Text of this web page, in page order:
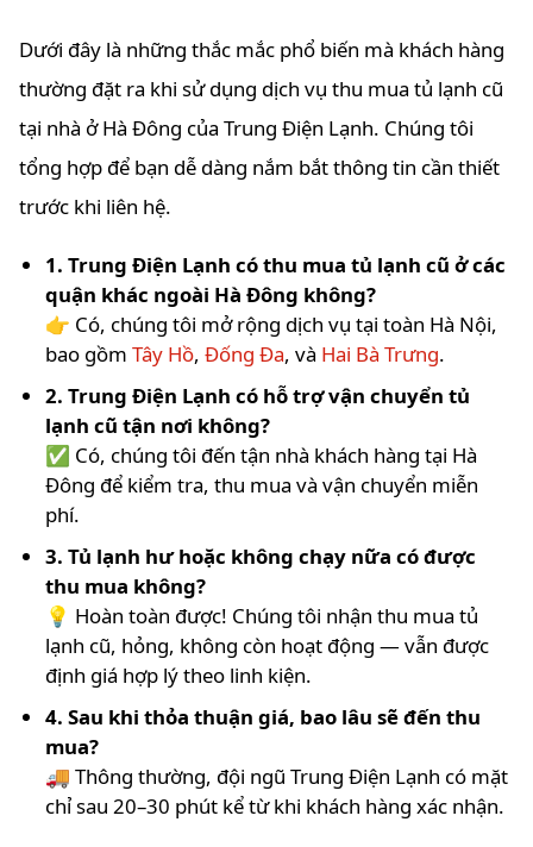
Dưới đây là những thắc mắc phổ biến mà khách hàng
thường đặt ra khi sử dụng dịch vụ thu mua tủ lạnh cũ
tại nhà ở Hà Đông của Trung Điện Lạnh. Chúng tôi
tổng hợp để bạn dễ dàng nắm bắt thông tin cần thiết
trước khi liên hệ.
1. Trung Điện Lạnh có thu mua tủ lạnh cũ ở các
quận khác ngoài Hà Đông không?
👉 Có, chúng tôi mở rộng dịch vụ tại toàn Hà Nội,
bao gồm Tây Hồ, Đống Đa, và Hai Bà Trưng.
2. Trung Điện Lạnh có hỗ trợ vận chuyển tủ
lạnh cũ tận nơi không?
✅ Có, chúng tôi đến tận nhà khách hàng tại Hà
Đông để kiểm tra, thu mua và vận chuyển miễn
phí.
3. Tủ lạnh hư hoặc không chạy nữa có được
thu mua không?
💡 Hoàn toàn được! Chúng tôi nhận thu mua tủ
lạnh cũ, hỏng, không còn hoạt động — vẫn được
định giá hợp lý theo linh kiện.
4. Sau khi thỏa thuận giá, bao lâu sẽ đến thu
mua?
🚚 Thông thường, đội ngũ Trung Điện Lạnh có mặt
chỉ sau 20–30 phút kể từ khi khách hàng xác nhận.